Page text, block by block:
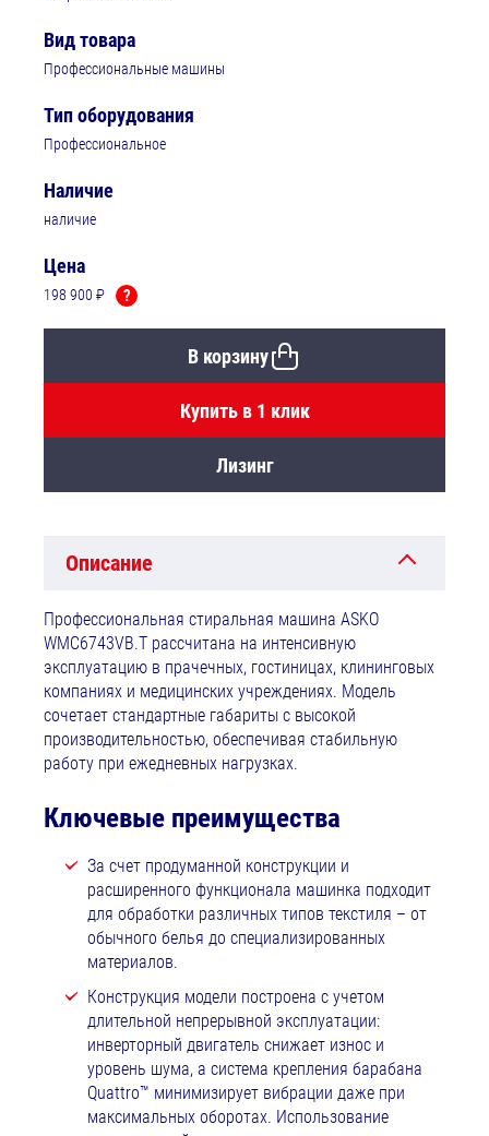
Вид товара
Профессиональные машины
Тип оборудования
Профессиональное
Наличие
наличие
Цена
198 900 ₽ ?
В корзину
Купить в 1 клик
Лизинг
Описание
Профессиональная стиральная машина ASKO
WMC6743VB.T рассчитана на интенсивную
эксплуатацию в прачечных, гостиницах, клининговых
компаниях и медицинских учреждениях. Модель
сочетает стандартные габариты с высокой
производительностью, обеспечивая стабильную
работу при ежедневных нагрузках.
Ключевые преимущества
За счет продуманной конструкции и
расширенного функционала машинка подходит
для обработки различных типов текстиля – от
обычного белья до специализированных
материалов.
Конструкция модели построена с учетом
длительной непрерывной эксплуатации:
инверторный двигатель снижает износ и
уровень шума, а система крепления барабана
Quattro™ минимизирует вибрации даже при
максимальных оборотах. Использование